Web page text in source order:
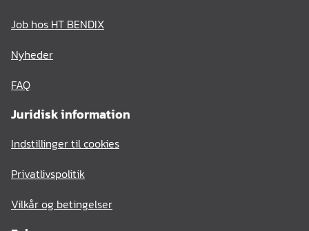
Job hos HT BENDIX
Nyheder
FAQ
Juridisk information
Indstillinger til cookies
Privatlivspolitik
Vilkår og betingelser